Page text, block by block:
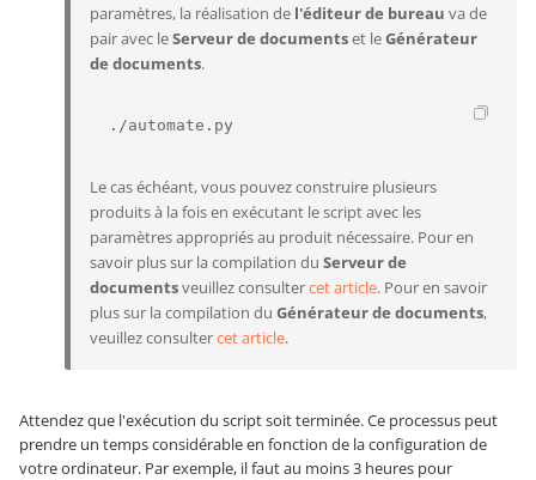
paramètres, la réalisation de l'éditeur de bureau va de
pair avec leServeur de documentset leGénérateur
de documents.
./automate.py
Le cas échéant, vous pouvez construire plusieurs
produits à la fois en exécutant le script avec les
paramètres appropriés au produit nécessaire. Pour en
savoir plus sur la compilation du Serveur de
documentsveuillez consultercet article. Pour en savoir
plus sur la compilation du Générateur de documents,
veuillez consultercet article.
Attendez que l'exécution du script soit terminée. Ce processus peut
prendre un temps considérable en fonction de la configuration de
votre ordinateur. Par exemple, il faut au moins 3 heures pour